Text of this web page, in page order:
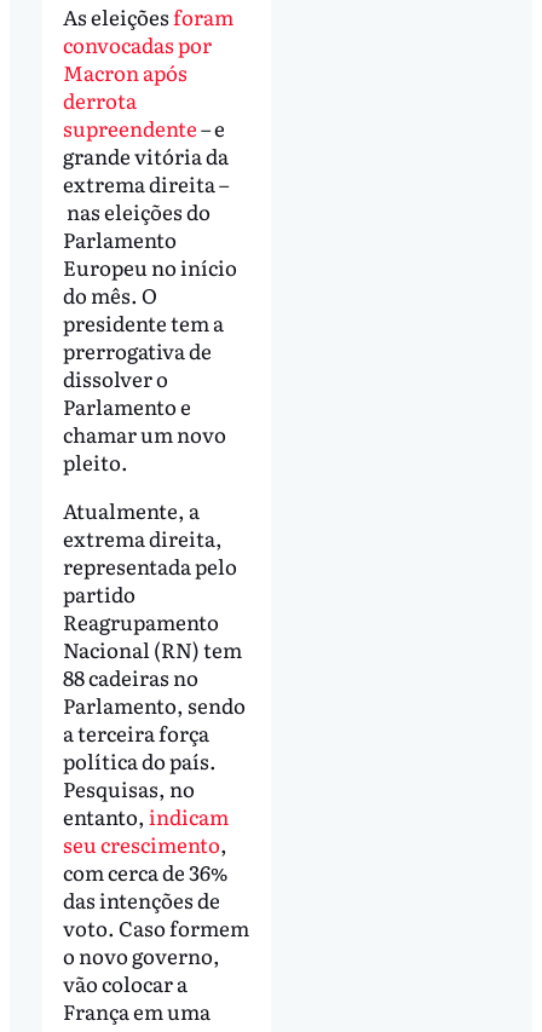
As eleiçõesforam
convocadas por
Macron após
derrota
supreendente– e
grande vitória da
extrema direita –
nas eleições do
Parlamento
Europeu no início
do mês. O
presidente tem a
prerrogativa de
dissolver o
Parlamento e
chamar um novo
pleito.
Atualmente, a
extrema direita,
representada pelo
partido
Reagrupamento
Nacional (RN) tem
88 cadeiras no
Parlamento, sendo
a terceira força
política do país.
Pesquisas, no
entanto, indicam
seu crescimento,
com cerca de 36%
das intenções de
voto. Caso formem
o novo governo,
vão colocar a
França em uma